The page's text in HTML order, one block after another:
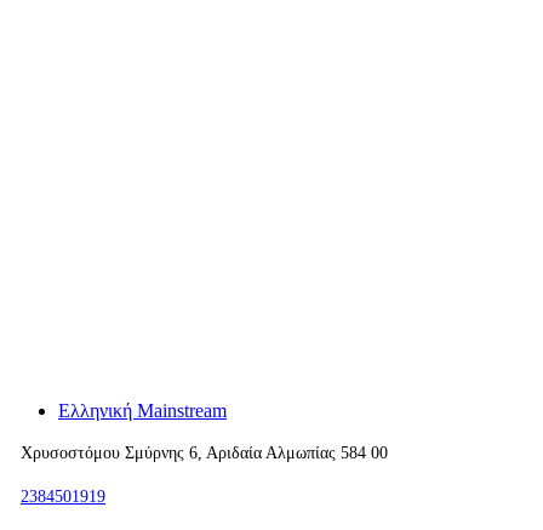
Ελληνική Mainstream
Χρυσοστόμου Σμύρνης 6, Αριδαία Αλμωπίας 584 00
2384501919